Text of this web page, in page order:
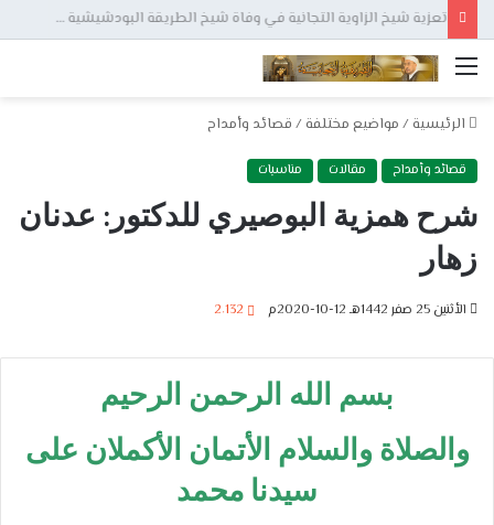
القائمة
الرئيسية / مواضيع مختلفة / قصائد وأمداح
قصائد وأمداح مقالات مناسبات
شرح همزية البوصيري للدكتور: عدنان
زهار
الأثنين 25 صفر 1442هـ 12-10-2020م 2٬132
بسم الله الرحمن الرحيم
والصلاة والسلام الأتمان الأكملان على
سيدنا محمد